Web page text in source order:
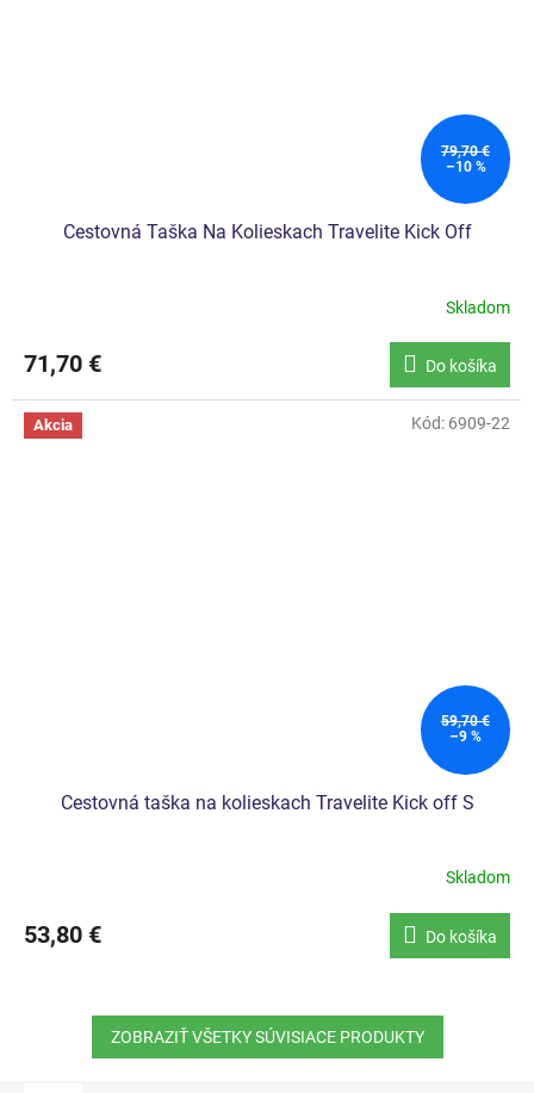
79,70 €
–10 %
Cestovná Taška Na Kolieskach Travelite Kick Off
Skladom
71,70 € Do košíka
Akcia
59,70 €
–9 %
Cestovná taška na kolieskach Travelite Kick off S
produktu
je
Skladom
53,80 € Do košíka
Kód: 6909-22
ZOBRAZIŤ VŠETKY SÚVISIACE PRODUKTY